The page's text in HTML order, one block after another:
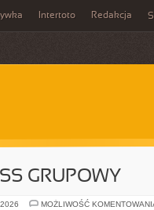
Intertoto Redakcja
GRUPOWY
MOŻLIWOŚĆ